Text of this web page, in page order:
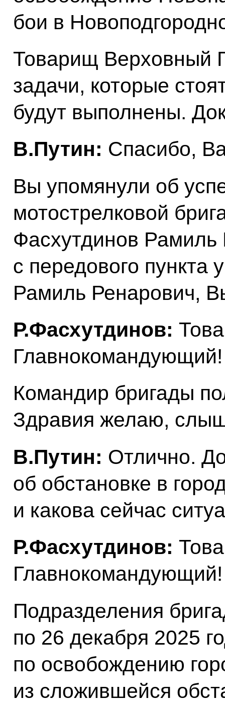
бои в
Товарищ Верховный
задачи, которые
будут выполнены.
В.Путин: Спасибо,
Вы упомянули об
мотострелковой
Фасхутдинов Рамиль
с передового пункта
Рамиль Ренарович,
Р.Фасхутдинов:
Главнокомандующий!
Командир бригады
Здравия желаю,
В.Путин: Отлично.
об обстановке в
и какова сейчас
Р.Фасхутдинов:
Подразделения
по 26 декабря 2025
по освобождению
из сложившейся